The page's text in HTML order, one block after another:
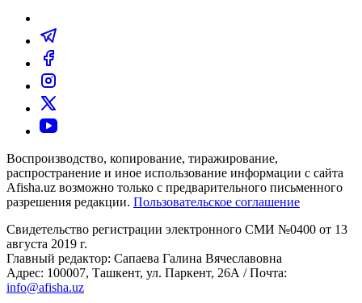
Воспроизводство, копирование, тиражирование,
распространение и иное использование информации с сайта
Afisha.uz возможно только с предварительного письменного
разрешения редакции. Пользовательское соглашение
Свидетельство регистрации электронного СМИ №0400 от 13
августа 2019 г.
Главный редактор: Сапаева Галина Вячеславовна
Адрес: 100007, Ташкент, ул. Паркент, 26А / Почта:
info@afisha.uz